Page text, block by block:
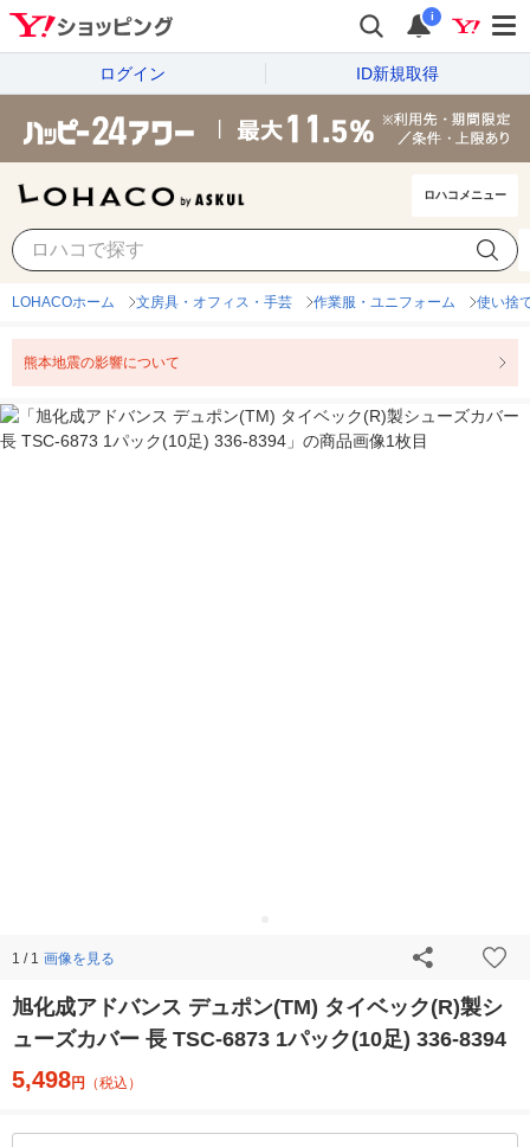
i
ログイン ID新規取得
ロハコメニュー
LOHACOホーム 文房具・オフィス・手芸 作業服・ユニフォーム 使い捨
熊本地震の影響について
1 / 1 画像を見る
旭化成アドバンス デュポン(TM) タイベック(R)製シ
ューズカバー 長 TSC-6873 1パック(10足) 336-8394
5,498円 （税込）